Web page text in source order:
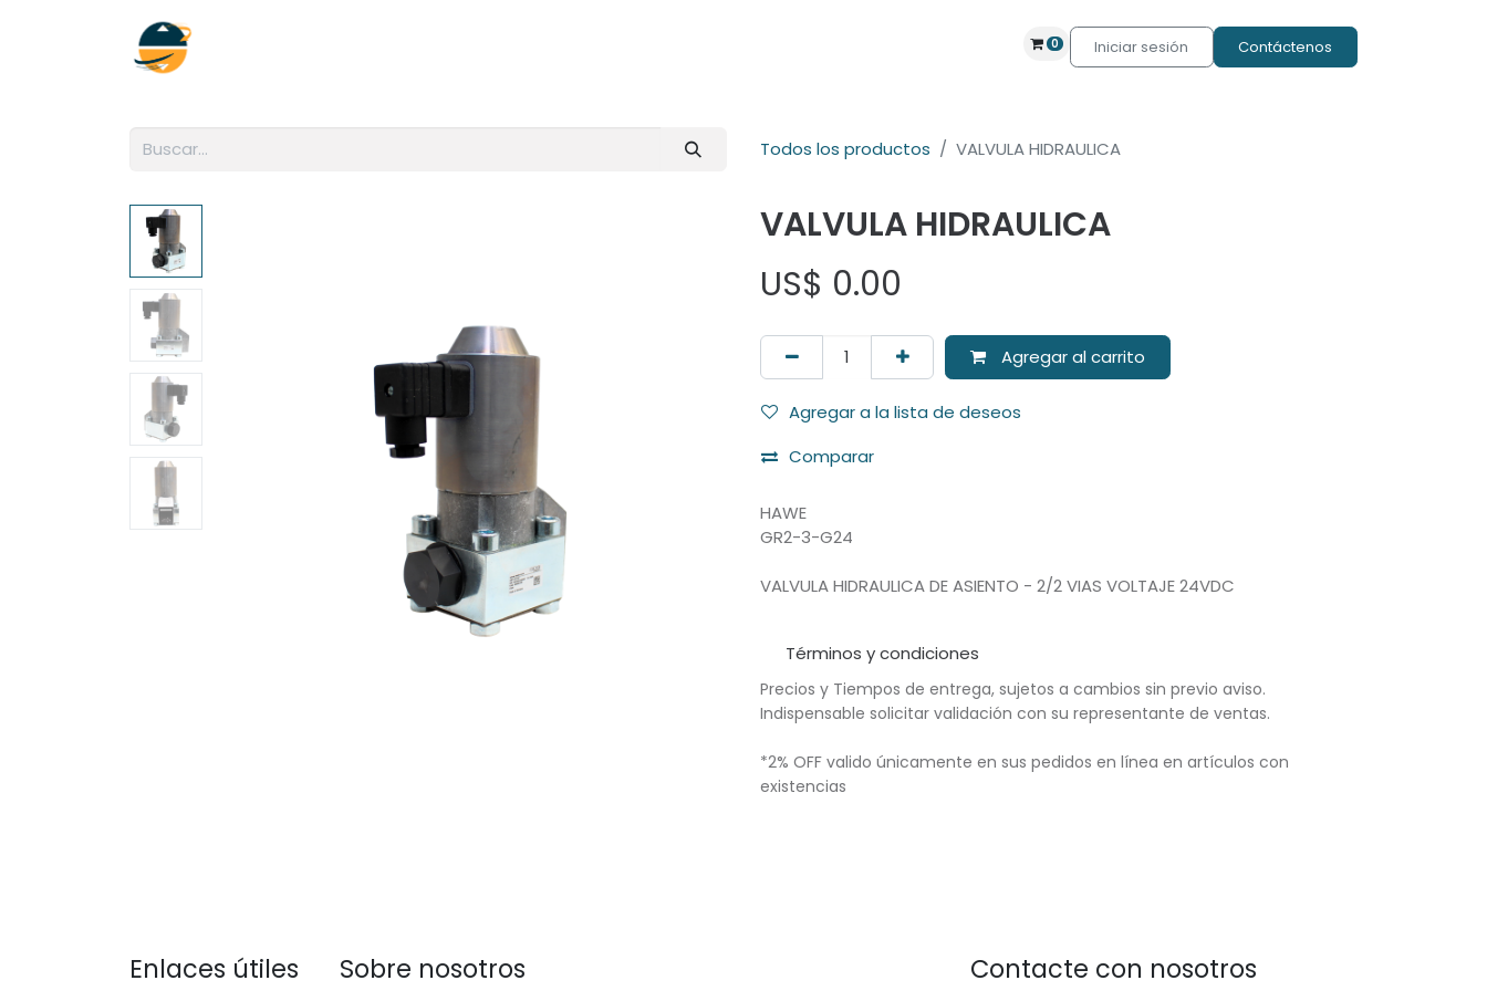
0 Iniciar sesión Contáctenos
Todos los productos VALVULA HIDRAULICA
VALVULA HIDRAULICA
US$ 0.00
Agregar al carrito
Agregar a la lista de deseos
Comparar
HAWE
GR2-3-G24
VALVULA HIDRAULICA DE ASIENTO - 2/2 VIAS VOLTAJE 24VDC
Términos y condiciones
Precios y Tiempos de entrega, sujetos a cambios sin previo aviso.
Indispensable solicitar validación con su representante de ventas.
*2% OFF valido únicamente en sus pedidos en línea en artículos con
existencias
Enlaces útiles Sobre nosotros Contacte con nosotros